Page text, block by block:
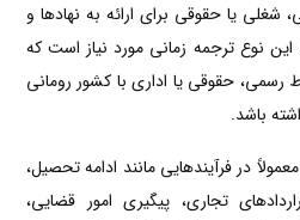
یا حقوقی برای ارائه به نهادها و
این نوع ترجمه زمانی مورد نیاز است که
رسمی، حقوقی یا اداری با کشور رومانی
باشد.
در فرآیندهایی مانند ادامه تحصیل،
تجاری، پیگیری امور قضایی،